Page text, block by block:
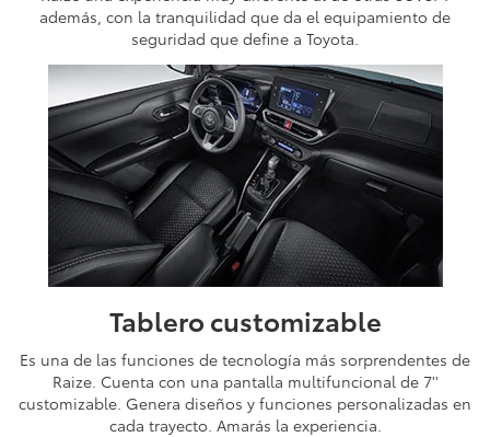
además, con la tranquilidad que da el equipamiento de
seguridad que define a Toyota.
Tablero customizable
Es una de las funciones de tecnología más sorprendentes de
Raize. Cuenta con una pantalla multifuncional de 7''
customizable. Genera diseños y funciones personalizadas en
cada trayecto. Amarás la experiencia.